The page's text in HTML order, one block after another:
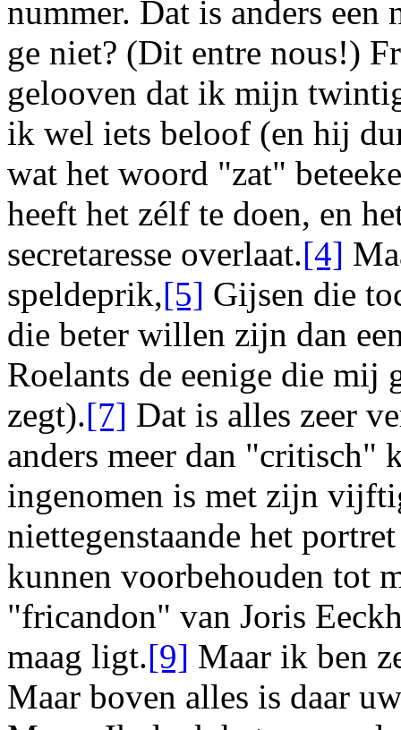
nummer. Dat is anders
ge niet? (Dit entre nous!)
gelooven dat ik mijn
ik wel iets beloof (en hij
wat het woord "zat"
heeft het zélf te doen, en
secretaresse overlaat.[4]
speldeprik,[5] Gijsen die
die beter willen zijn dan
Roelants de eenige die mij
zegt).[7] Dat is alles zeer
anders meer dan "critisch"
ingenomen is met zijn
niettegenstaande het
kunnen voorbehouden tot
"fricandon" van Joris
maag ligt.[9] Maar ik ben
Maar boven alles is daar uw